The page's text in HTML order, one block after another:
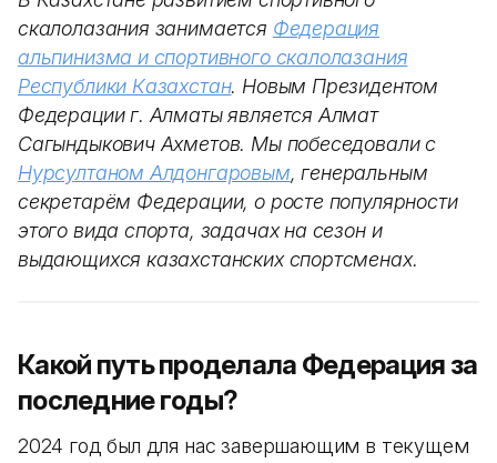
скалолазания занимается Федерация
альпинизма и спортивного скалолазания
Республики Казахстан. Новым Президентом
Федерации г. Алматы является Алмат
Сагындыкович Ахметов. Мы побеседовали с
Нурсултаном Алдонгаровым, генеральным
секретарём Федерации, о росте популярности
этого вида спорта, задачах на сезон и
выдающихся казахстанских спортсменах.
Какой путь проделала Федерация за
последние годы?
2024 год был для нас завершающим в текущем